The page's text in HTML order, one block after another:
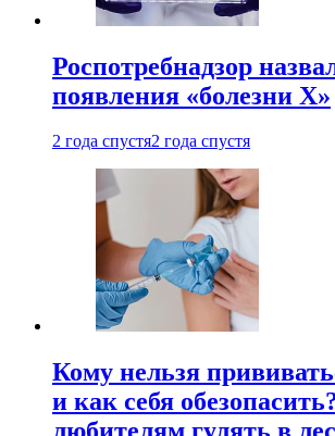
Роспотребнадзор
появления «болезни Х»
2 года спустя2 года спустя
Кому нельзя
и как себя